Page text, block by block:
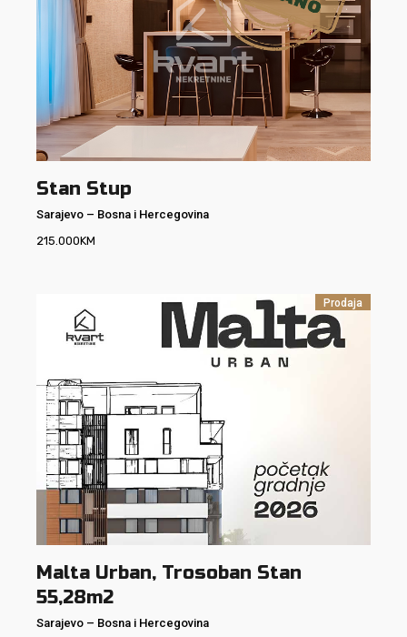
Stan Stup
Sarajevo – Bosna i Hercegovina
215.000KM
Prodaja
Malta Urban, Trosoban Stan
55,28m2
Sarajevo – Bosna i Hercegovina